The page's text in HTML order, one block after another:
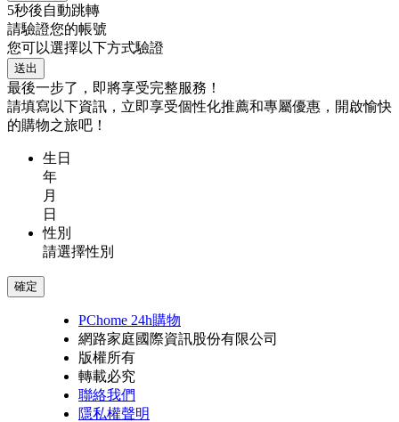
5秒後自動跳轉
請驗證您的帳號
您可以選擇以下方式驗證
送出
最後一步了，即將享受完整服務！
請填寫以下資訊，立即享受個性化推薦和專屬優惠，開啟愉快
的購物之旅吧！
生日
年
月
日
性別
請選擇性別
確定
PChome 24h購物
網路家庭國際資訊股份有限公司
版權所有
轉載必究
聯絡我們
隱私權聲明